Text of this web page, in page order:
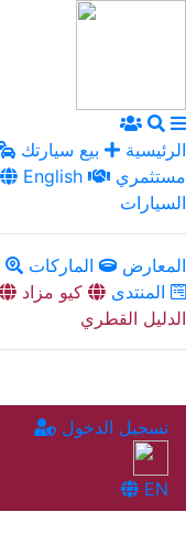
الرئيسية بيع سيارتك
English
السيارات
المعارض الماركات
المنتدى
كيو مزاد
الدليل القطري
تسجيل الدخول
EN